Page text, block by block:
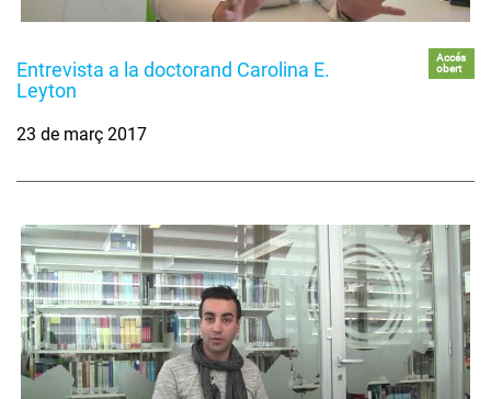
Entrevista a la doctorand Carolina E.
Leyton
Accés
obert
23 de març 2017